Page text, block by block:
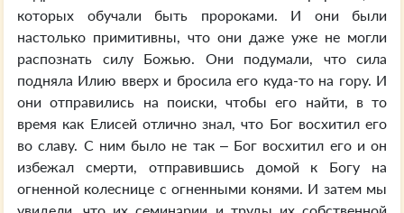
которых обучали быть пророками. И они были
настолько примитивны, что они даже уже не могли
распознать силу Божью. Они подумали, что сила
подняла Илию вверх и бросила его куда-то на гору. И
они отправились на поиски, чтобы его найти, в то
время как Елисей отлично знал, что Бог восхитил его
во славу. С ним было не так – Бог восхитил его и он
избежал смерти, отправившись домой к Богу на
огненной колеснице с огненными конями. И затем мы